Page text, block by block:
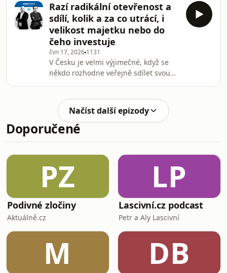
kritiků může brzy změnit, a tak
přibývá investorů, kteří hledají jiná
řešení než jen prosté investování do
jednoho nebo dvou indexů. Martin a
David se proto v novém dílu
investičního podcastu Money Penny
zaměřili na to, zda jsou takové obavy
namístě. Př
Razí radikální otevřenost a
sdílí, kolik a za co utrácí, i
velikost majetku nebo do
čeho investuje
čvn 17, 2026 1131
V Česku je velmi výjimečné, když se
někdo rozhodne veřejně sdílet svou
otevřenosti, a tak mluví v podcastu
MoneyPenny o tom, kolik za co utrácí,
jak velký má majetek, do čeho
investuje a kdy dosáhne finanční
ukazuje i své nástroje, které používá k
řízení financí nebo realitního portfolia
na svých č
Načíst další epizody
Doporučené
PZ
Podivné zločiny
Aktuálně.cz
LP
Lascivní.cz podcast
Petr a Aly Lascivní
M DB